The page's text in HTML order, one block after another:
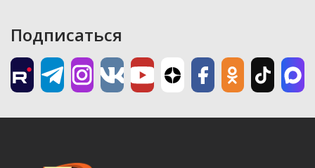
Подписаться